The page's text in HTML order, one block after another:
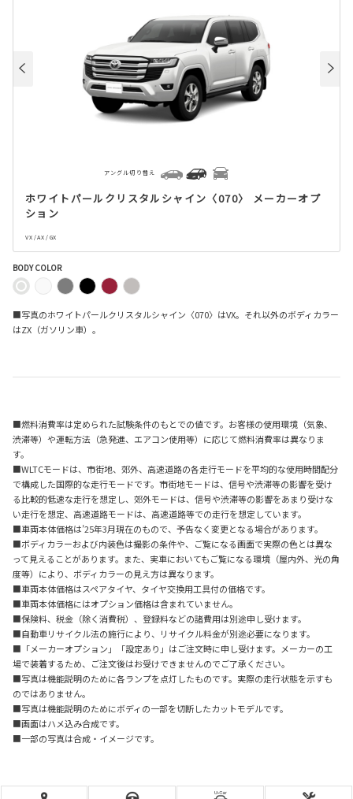
ホワイトパールクリスタルシャイン〈070〉 メーカーオプ
ション
VX / AX / GX
アングル切り替え
BODY COLOR
■写真のホワイトパールクリスタルシャイン〈070〉はVX。それ以外のボディカラー
はZX（ガソリン車）。
■燃料消費率は定められた試験条件のもとでの値です。お客様の使用環境（気象、
渋滞等）や運転方法（急発進、エアコン使用等）に応じて燃料消費率は異なりま
す。
■WLTCモードは、市街地、郊外、高速道路の各走行モードを平均的な使用時間配分
で構成した国際的な走行モードです。市街地モードは、信号や渋滞等の影響を受け
る比較的低速な走行を想定し、郊外モードは、信号や渋滞等の影響をあまり受けな
い走行を想定、高速道路モードは、高速道路等での走行を想定しています。
■車両本体価格は’25年3月現在のもので、予告なく変更となる場合があります。
■ボディカラーおよび内装色は撮影の条件や、ご覧になる画面で実際の色とは異な
って見えることがあります。また、実車においてもご覧になる環境（屋内外、光の角
度等）により、ボディカラーの見え方は異なります。
■車両本体価格はスペアタイヤ、タイヤ交換用工具付の価格です。
■車両本体価格にはオプション価格は含まれていません。
■保険料、税金（除く消費税）、登録料などの諸費用は別途申し受けます。
■自動車リサイクル法の施行により、リサイクル料金が別途必要になります。
■「メーカーオプション」「設定あり」はご注文時に申し受けます。メーカーの工
場で装着するため、ご注文後はお受けできませんのでご了承ください。
■写真は機能説明のために各ランプを点灯したものです。実際の走行状態を示すも
のではありません。
■写真は機能説明のためにボディの一部を切断したカットモデルです。
■画面はハメ込み合成です。
■一部の写真は合成・イメージです。